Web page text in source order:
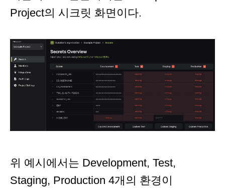
Project의 시크릿 화면이다.
위 예시에서는 Development, Test,
Staging, Production 4개의 환경이